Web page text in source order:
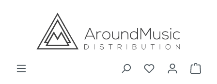
Zum Hauptinhalt springen